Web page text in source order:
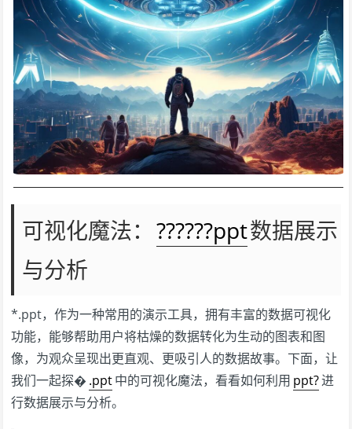
可视化魔法： ??????ppt数据展示
与分析
*.ppt，作为一种常用的演示工具，拥有丰富的数据可视化
功能，能够帮助用户将枯燥的数据转化为生动的图表和图
像，为观众呈现出更直观、更吸引人的数据故事。下面，让
我们一起探� .ppt中的可视化魔法，看看如何利用 ppt?进
行数据展示与分析。